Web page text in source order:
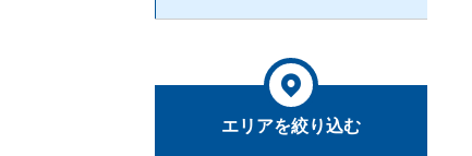
エリアを絞り込む